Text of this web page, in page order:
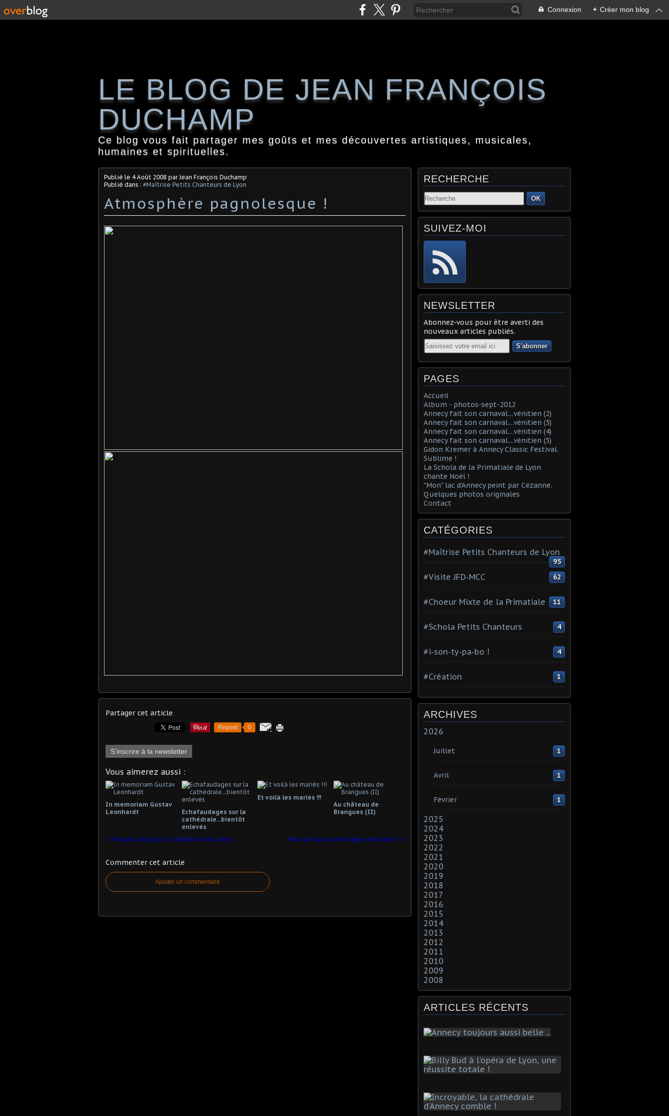
Connexion + Créer mon blog
LE BLOG DE JEAN FRANÇOIS
DUCHAMP
Ce blog vous fait partager mes goûts et mes découvertes artistiques, musicales,
humaines et spirituelles.
Publié le 4 Août 2008 par Jean François Duchamp
Publié dans : #Maîtrise Petits Chanteurs de Lyon
Atmosphère pagnolesque !
Partager cet article
Repost 0
S'inscrire à la newsletter
Vous aimerez aussi :
In memoriam Gustav
Leonhardt
Echafaudages sur la
cathédrale...bientôt
enlevés
Et voilà les mariés !!!
Au château de
Brangues (II)
François, Brigitte, Clothilde et les autres... Pourtant que la montagne est belle !
Commenter cet article
Ajouter un commentaire
RECHERCHE
OK
SUIVEZ-MOI
NEWSLETTER
Abonnez-vous pour être averti des
nouveaux articles publiés.
Email
PAGES
Accueil
Album - photos-sept-2012
Annecy fait son carnaval....vénitien (2)
Annecy fait son carnaval....vénitien (3)
Annecy fait son carnaval....vénitien (4)
Annecy fait son carnaval....vénitien (5)
Gidon Kremer à Annecy Classic Festival.
Sublime !
La Schola de la Primatiale de Lyon
chante Noël !
"Mon" lac d'Annecy peint par Cézanne.
Quelques photos originales
Contact
CATÉGORIES
#Maîtrise Petits Chanteurs de Lyon
95
#Visite JFD-MCC 62
#Choeur Mixte de la Primatiale 11
#Schola Petits Chanteurs 4
#i-son-ty-pa-bo ! 4
#Création 1
ARCHIVES
2026
Juillet 1
Avril 1
Février 1
2025
2024
2023
2022
2021
2020
2019
2018
2017
2016
2015
2014
2013
2012
2011
2010
2009
2008
ARTICLES RÉCENTS